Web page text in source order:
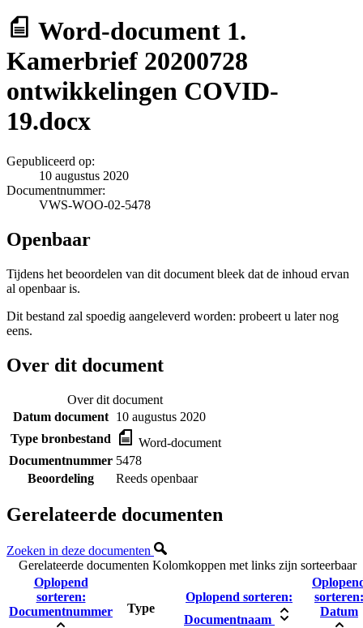
Word-document 1.
Kamerbrief 20200728
ontwikkelingen COVID-
19.docx
Gepubliceerd op:
10 augustus 2020
Documentnummer:
VWS-WOO-02-5478
Openbaar
Tijdens het beoordelen van dit document bleek dat de inhoud ervan
al openbaar is.
Dit bestand zal spoedig aangeleverd worden: probeert u later nog
eens.
Over dit document
Over dit document
Datum document 10 augustus 2020
Type bronbestand
Word-document
Documentnummer 5478
Beoordeling
Reeds openbaar
Gerelateerde documenten
Zoeken in deze documenten
Gerelateerde documenten Kolomkoppen met links zijn sorteerbaar
Oplopend
sorteren:
Documentnummer
Type
Oplopend sorteren:
Documentnaam
sorteren:
Datum